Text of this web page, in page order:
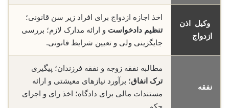
وکیل اذن
ازدواج
اخذ اجازه ازدواج برای افراد زیر سن قانونی؛
تنظیم دادخواست و ارائه مدارک لازم؛ بررسی
جایگزینی ولی و تعیین شرایط قانونی.
نفقه
مطالبه نفقه زوجه و نفقه فرزندان؛ پیگیری
ترک انفاق؛ برآورد نیازهای معیشتی و ارائه
مستندات مالی برای دادگاه؛ اخذ رای و اجرای
حکم.